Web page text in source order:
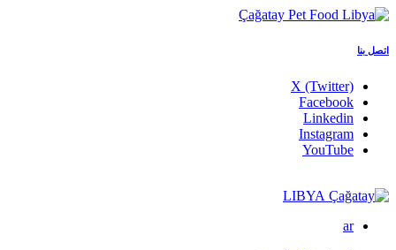
اتصل بنا
X (Twitter)
Facebook
Linkedin
Instagram
YouTube
ar